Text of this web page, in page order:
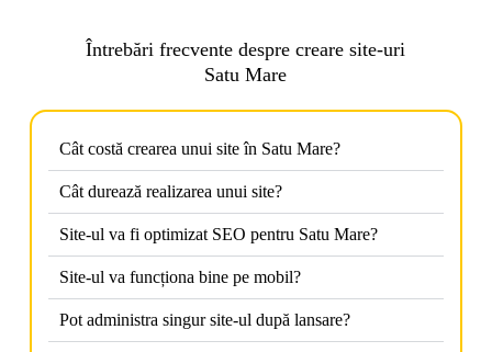
Întrebări frecvente despre creare site-uri
Satu Mare
Cât costă crearea unui site în Satu Mare?
Cât durează realizarea unui site?
Site-ul va fi optimizat SEO pentru Satu Mare?
Site-ul va funcționa bine pe mobil?
Pot administra singur site-ul după lansare?